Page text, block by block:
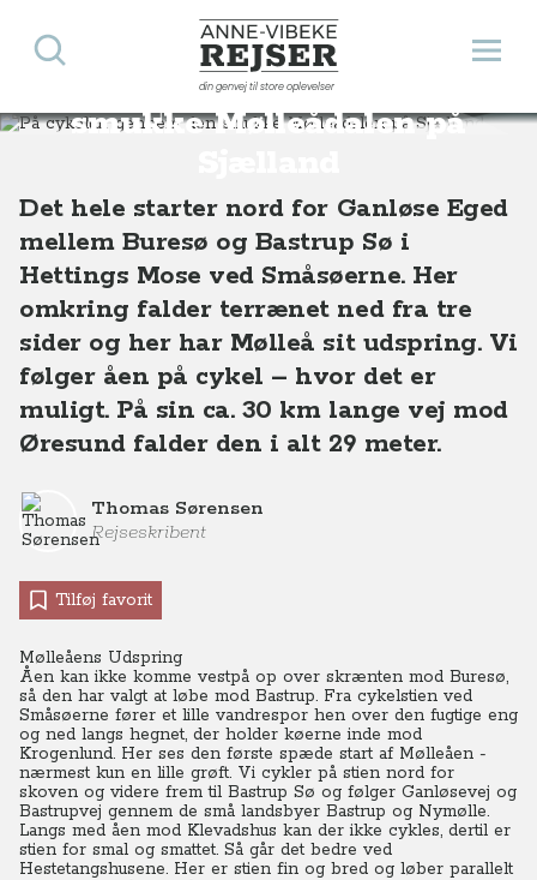
Anne-Vibeke Rejser
din genvej til store oplevelser
Åbn
Søg
På cykeltur gennem den
smukke Mølleådalen på
Destinationer Europa Danmark På cykeltur gennem den smukke Mølleådalen på Sjælland
Det hele starter nord for Ganløse Eged
mellem Buresø og Bastrup Sø i
Hettings Mose ved Småsøerne. Her
omkring falder terrænet ned fra tre
sider og her har Mølleå sit udspring. Vi
følger åen på cykel – hvor det er
muligt. På sin ca. 30 km lange vej mod
Øresund falder den i alt 29 meter.
Thomas Sørensen
Rejseskribent
Tilføj favorit
Mølleåens Udspring
Åen kan ikke komme vestpå op over skrænten mod Buresø,
så den har valgt at løbe mod Bastrup. Fra cykelstien ved
Småsøerne fører et lille vandrespor hen over den fugtige eng
og ned langs hegnet, der holder køerne inde mod
Krogenlund. Her ses den første spæde start af Mølleåen -
nærmest kun en lille grøft. Vi cykler på stien nord for
skoven og videre frem til Bastrup Sø og følger Ganløsevej og
Bastrupvej gennem de små landsbyer Bastrup og Nymølle.
Langs med åen mod Klevadshus kan der ikke cykles, dertil er
stien for smal og smattet. Så går det bedre ved
Hestetangshusene. Her er stien fin og bred og løber parallelt